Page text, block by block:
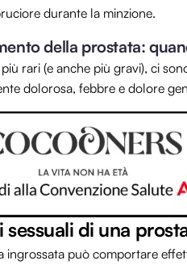
durante la minzione.
della prostata:
rari (e anche più gravi), ci
dolorosa, febbre e dolore
sessuali di una
ingrossata può comportare